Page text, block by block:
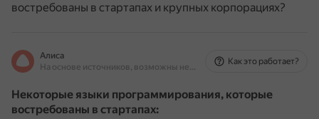
востребованы в стартапах и крупных корпорациях?
Алиса
На основе источников, возможны неточности
Как это работает?
Некоторые языки программирования, которые
востребованы в стартапах: